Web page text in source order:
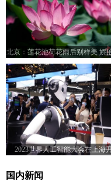
北京：莲花池荷花雨后别样美 娇
迎“小暑”
2023世界人工智能大会在上海
国内新闻